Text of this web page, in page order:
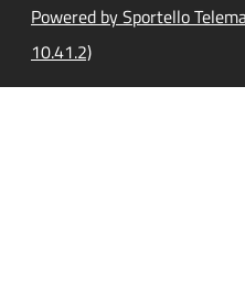
Powered by Sportello
10.41.2)